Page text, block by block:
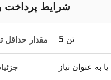
شرایط پرداخت
مقدار حداقل 5 تن
به عنوان نیاز